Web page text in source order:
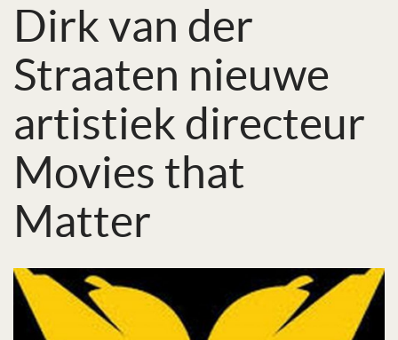
Dirk van der
Straaten nieuwe
artistiek directeur
Movies that
Matter